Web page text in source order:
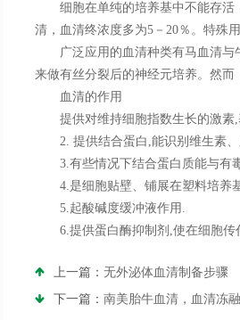
细胞在单纯的培养基中不能存活，
清，血清终浓度多为5－20％。特殊
广泛应用的血清种类有马血清与牛
来做有丝分裂后的神经元培养。然而
血清的作用
提供对维持细胞指数生长的激素,
2. 提供结合蛋白,能识别维生素、
3.有些情况下结合蛋白质能与有
4.是细胞贴壁、铺展在塑料培养
5.起酸碱度缓冲液作用.
6.提供蛋白酶抑制剂,使在细胞传
上一篇： 无外泌体血清制备步骤
下一篇： 南美胎牛血清，血清冻